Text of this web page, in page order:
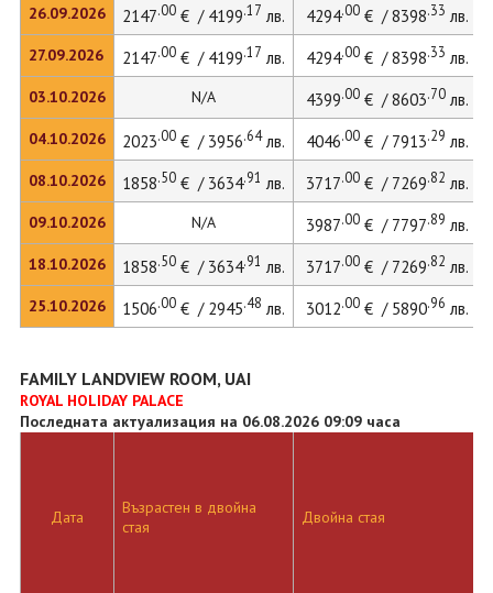
26.09.2026
27.09.2026
03.10.2026
04.10.2026
08.10.2026
09.10.2026
18.10.2026
25.10.2026
2147.00€ / 4199.17 лв. 4294.00€ / 8398.33 лв.
2147.00€ / 4199.17 лв. 4294.00€ / 8398.33 лв.
N/A 4399.00€ / 8603.70лв.
2023.00€ / 3956.64лв. 4046.00€ / 7913.29 лв.
1858.50€ / 3634.91 лв. 3717.00€ / 7269.82 лв.
N/A 3987.00€ / 7797.89 лв.
1858.50€ / 3634.91 лв. 3717.00€ / 7269.82 лв.
1506.00€ / 2945.48 лв. 3012.00€ / 5890.96 лв.
FAMILY LANDVIEW ROOM, UAI
ROYAL HOLIDAY PALACE
Последната актуализация на 06.08.2026 09:09 часа
Дата
Възрастен в двойна
стая
Двойна стая